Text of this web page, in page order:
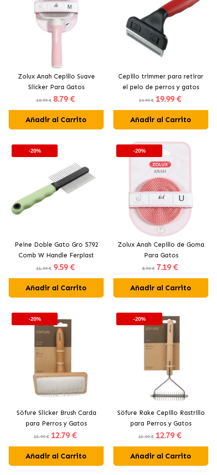
Zolux Anah Cepillo Suave
Slicker Para Gatos
10.99 € 8.79 €
Añadir al Carrito
Cepillo trimmer para retirar
el pelo de perros y gatos
Ferplast
24.99 € 19.99 €
Añadir al Carrito
-20%
Peine Doble Gato Gro 5792
Comb W Handle Ferplast
11.99 € 9.59 €
Añadir al Carrito
-20%
Zolux Anah Cepillo de Goma
Para Gatos
8.99 € 7.19 €
Añadir al Carrito
-20%
Söfure Slicker Brush Carda
para Perros y Gatos
15.99 € 12.79 €
Añadir al Carrito
-20%
Söfure Rake Cepillo Rastrillo
para Perros y Gatos
15.99 € 12.79 €
Añadir al Carrito